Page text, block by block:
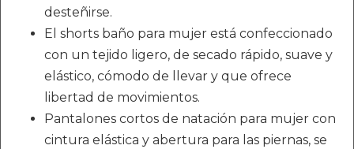
desteñirse.
El shorts baño para mujer está confeccionado
con un tejido ligero, de secado rápido, suave y
elástico, cómodo de llevar y que ofrece
libertad de movimientos.
Pantalones cortos de natación para mujer con
cintura elástica y abertura para las piernas, se